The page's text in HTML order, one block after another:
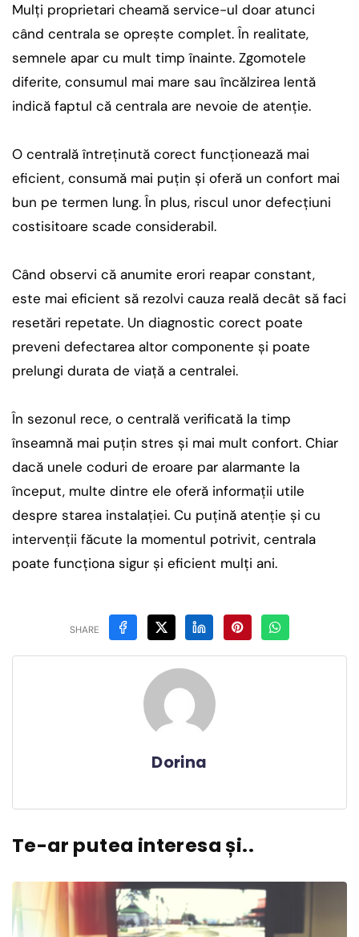
Mulți proprietari cheamă service-ul doar atunci
când centrala se oprește complet. În realitate,
semnele apar cu mult timp înainte. Zgomotele
diferite, consumul mai mare sau încălzirea lentă
indică faptul că centrala are nevoie de atenție.
O centrală întreținută corect funcționează mai
eficient, consumă mai puțin și oferă un confort mai
bun pe termen lung. În plus, riscul unor defecțiuni
costisitoare scade considerabil.
Când observi că anumite erori reapar constant,
este mai eficient să rezolvi cauza reală decât să faci
resetări repetate. Un diagnostic corect poate
preveni defectarea altor componente și poate
prelungi durata de viață a centralei.
În sezonul rece, o centrală verificată la timp
înseamnă mai puțin stres și mai mult confort. Chiar
dacă unele coduri de eroare par alarmante la
început, multe dintre ele oferă informații utile
despre starea instalației. Cu puțină atenție și cu
intervenții făcute la momentul potrivit, centrala
poate funcționa sigur și eficient mulți ani.
SHARE
Dorina
Te-ar putea interesa și..